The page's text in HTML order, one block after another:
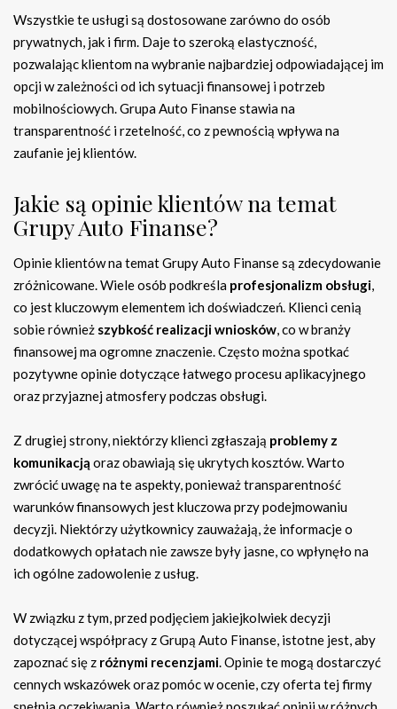
Wszystkie te usługi są dostosowane zarówno do osób
prywatnych, jak i firm. Daje to szeroką elastyczność,
pozwalając klientom na wybranie najbardziej odpowiadającej im
opcji w zależności od ich sytuacji finansowej i potrzeb
mobilnościowych. Grupa Auto Finanse stawia na
transparentność i rzetelność, co z pewnością wpływa na
zaufanie jej klientów.
Jakie są opinie klientów na temat
Grupy Auto Finanse?
Opinie klientów na temat Grupy Auto Finanse są zdecydowanie
zróżnicowane. Wiele osób podkreśla profesjonalizm obsługi,
co jest kluczowym elementem ich doświadczeń. Klienci cenią
sobie również szybkość realizacji wniosków, co w branży
finansowej ma ogromne znaczenie. Często można spotkać
pozytywne opinie dotyczące łatwego procesu aplikacyjnego
oraz przyjaznej atmosfery podczas obsługi.
Z drugiej strony, niektórzy klienci zgłaszają problemy z
komunikacją oraz obawiają się ukrytych kosztów. Warto
zwrócić uwagę na te aspekty, ponieważ transparentność
warunków finansowych jest kluczowa przy podejmowaniu
decyzji. Niektórzy użytkownicy zauważają, że informacje o
dodatkowych opłatach nie zawsze były jasne, co wpłynęło na
ich ogólne zadowolenie z usług.
W związku z tym, przed podjęciem jakiejkolwiek decyzji
dotyczącej współpracy z Grupą Auto Finanse, istotne jest, aby
zapoznać się z różnymi recenzjami. Opinie te mogą dostarczyć
cennych wskazówek oraz pomóc w ocenie, czy oferta tej firmy